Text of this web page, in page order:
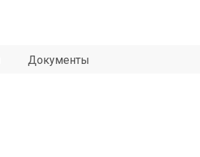
Документы